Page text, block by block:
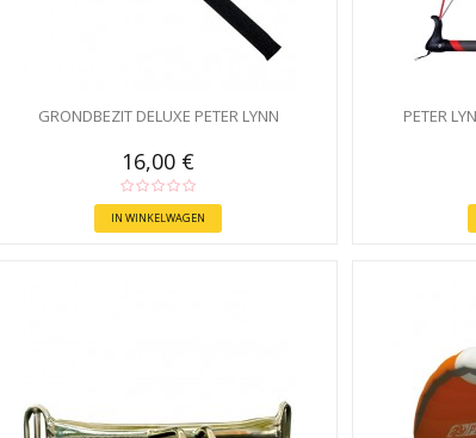
GRONDBEZIT DELUXE PETER LYNN
16,00 €
IN WINKELWAGEN
PETER